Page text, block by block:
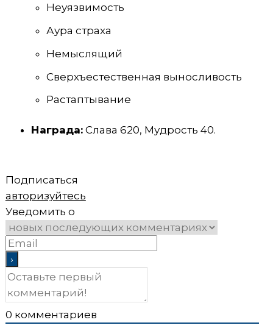
Неуязвимость
Аура страха
Немыслящий
Сверхъестественная выносливость
Растаптывание
Награда:Слава 620, Мудрость 40.
Подписаться
авторизуйтесь
Уведомить о
0 комментариев